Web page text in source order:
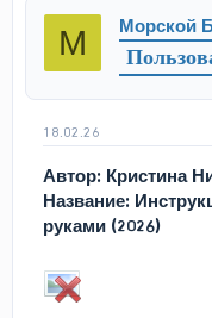
р
е
ы
М Морской
18.02.26
Автор: Кристина
Название:
руками (2026)